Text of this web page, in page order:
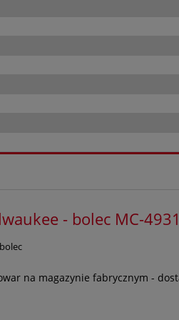
- bolec MC-
na magazynie fabrycznym -